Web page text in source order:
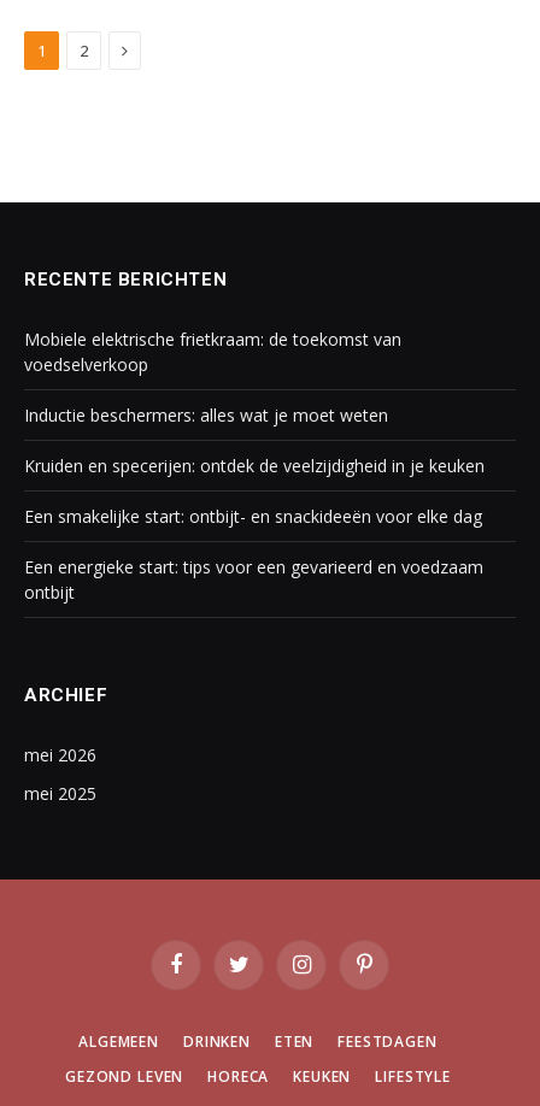
1 2 Next
RECENTE BERICHTEN
Mobiele elektrische frietkraam: de toekomst van
voedselverkoop
Inductie beschermers: alles wat je moet weten
Kruiden en specerijen: ontdek de veelzijdigheid in je keuken
Een smakelijke start: ontbijt- en snackideeën voor elke dag
Een energieke start: tips voor een gevarieerd en voedzaam
ontbijt
ARCHIEF
mei 2026
mei 2025
FacebookTwitter InstagramPinterest
ALGEMEEN DRINKEN ETEN
FEESTDAGEN
GEZOND LEVEN
HORECA KEUKEN
LIFESTYLE